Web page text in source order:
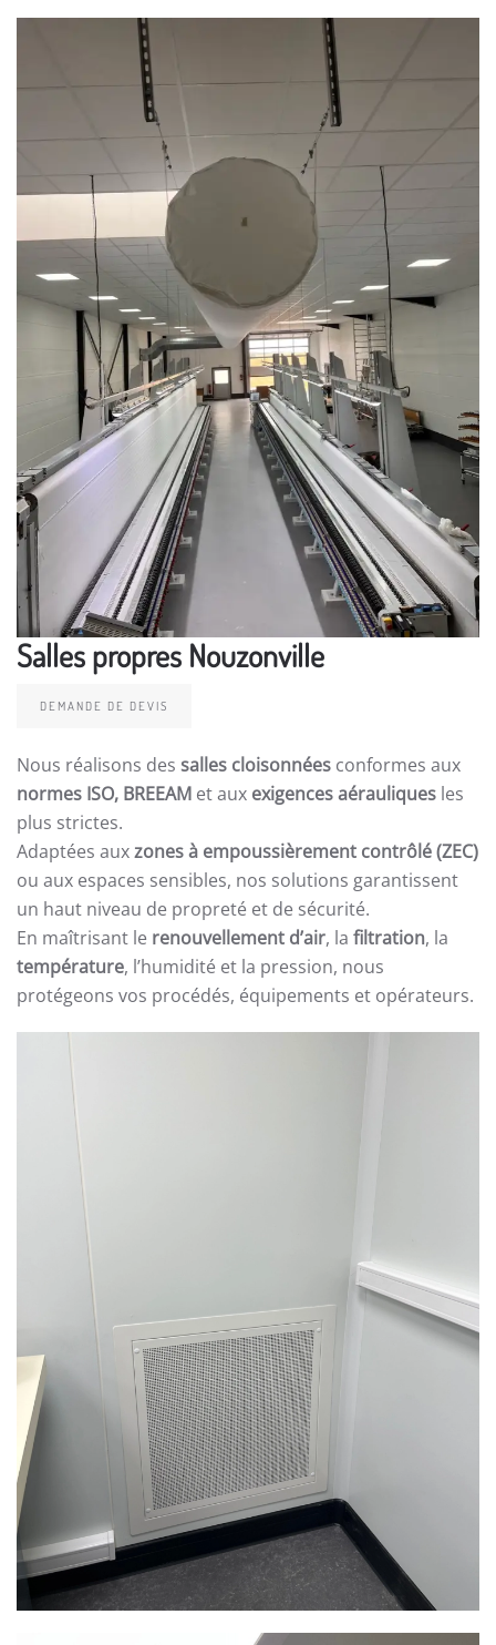
Salles propres Nouzonville
DEMANDE DE DEVIS
Nous réalisons des salles cloisonnées conformes aux
normes ISO, BREEAM et aux exigences aérauliques les
plus strictes.
Adaptées auxzones à empoussièrement contrôlé (ZEC)
ou aux espaces sensibles, nos solutions garantissent
un haut niveau de propreté et de sécurité.
En maîtrisant le renouvellement d’air, la filtration, la
température, l’humidité et la pression, nous
protégeons vos procédés, équipements et opérateurs.